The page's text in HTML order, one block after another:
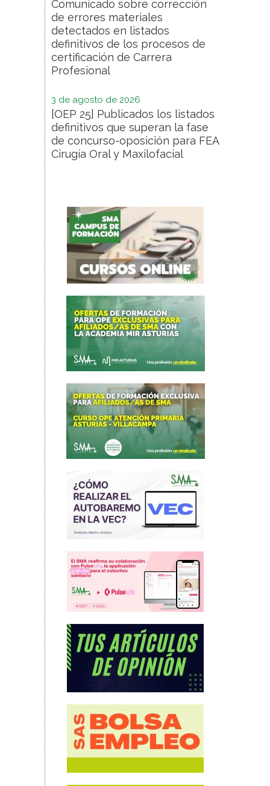
Comunicado sobre corrección
de errores materiales
detectados en listados
definitivos de los procesos de
certificación de Carrera
Profesional
3 de agosto de 2026
[OEP 25] Publicados los listados
definitivos que superan la fase
de concurso-oposición para FEA
Cirugía Oral y Maxilofacial